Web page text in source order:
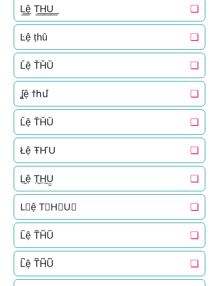
L͟͟ệ T͟͟H͟͟U͟͟ ❏
Ŀệ ṭһȗ ❏
L̆ệ T̆H̆Ŭ ❏
ʆệ ϯհմ ❏
L̆ệ T̆H̆Ŭ ❏
Łệ ŦҤU ❏
L̤̮ệ T̤̮H̤̮Ṳ̮ ❏
L⃘ệ T⃘H⃘U⃘ ❏
L᷈ệ T᷈H᷈U᷈ ❏
L͆ệ T͆H͆U͆ ❏